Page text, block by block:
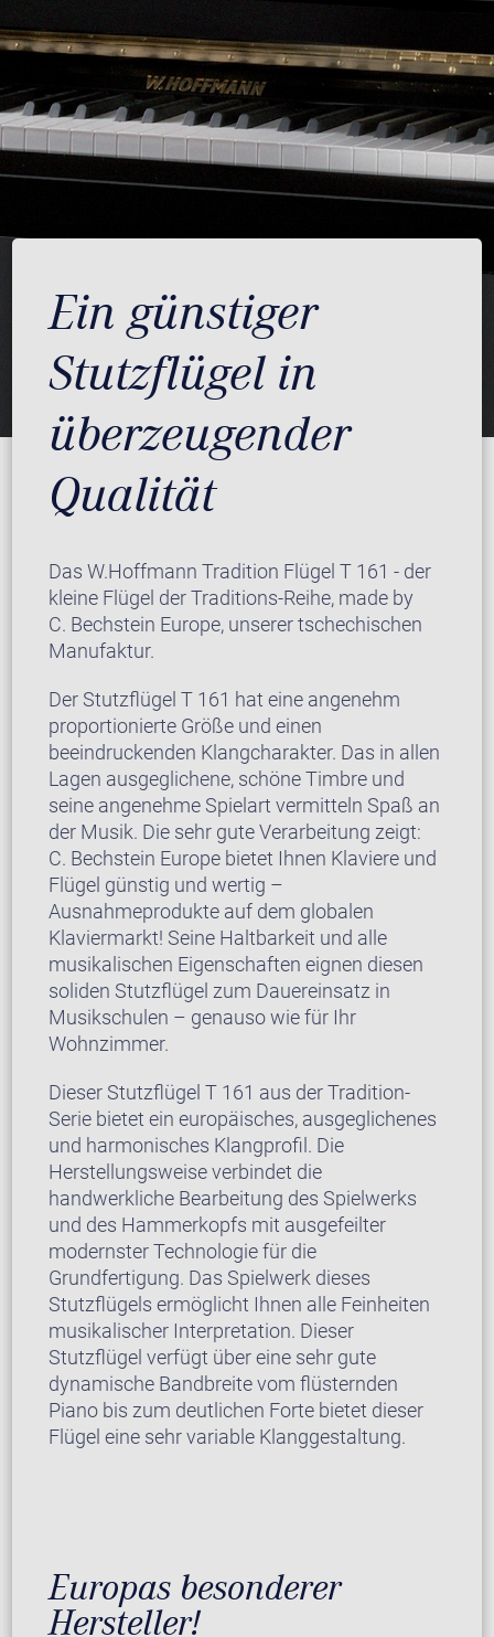
Ein günstiger
Stutzflügel in
überzeugender
Qualität
Das W.Hoffmann Tradition Flügel T 161 - der
kleine Flügel der Traditions-Reihe, made by
C. Bechstein Europe, unserer tschechischen
Manufaktur.
Der Stutzflügel T 161 hat eine angenehm
proportionierte Größe und einen
beeindruckenden Klangcharakter. Das in allen
Lagen ausgeglichene, schöne Timbre und
seine angenehme Spielart vermitteln Spaß an
der Musik. Die sehr gute Verarbeitung zeigt:
C. Bechstein Europe bietet Ihnen Klaviere und
Flügel günstig und wertig –
Ausnahmeprodukte auf dem globalen
Klaviermarkt! Seine Haltbarkeit und alle
musikalischen Eigenschaften eignen diesen
soliden Stutzflügel zum Dauereinsatz in
Musikschulen – genauso wie für Ihr
Wohnzimmer.
Dieser Stutzflügel T 161 aus der Tradition-
Serie bietet ein europäisches, ausgeglichenes
und harmonisches Klangprofil. Die
Herstellungsweise verbindet die
handwerkliche Bearbeitung des Spielwerks
und des Hammerkopfs mit ausgefeilter
modernster Technologie für die
Grundfertigung. Das Spielwerk dieses
Stutzflügels ermöglicht Ihnen alle Feinheiten
musikalischer Interpretation. Dieser
Stutzflügel verfügt über eine sehr gute
dynamische Bandbreite vom flüsternden
Piano bis zum deutlichen Forte bietet dieser
Flügel eine sehr variable Klanggestaltung.
Europas besonderer
Hersteller!